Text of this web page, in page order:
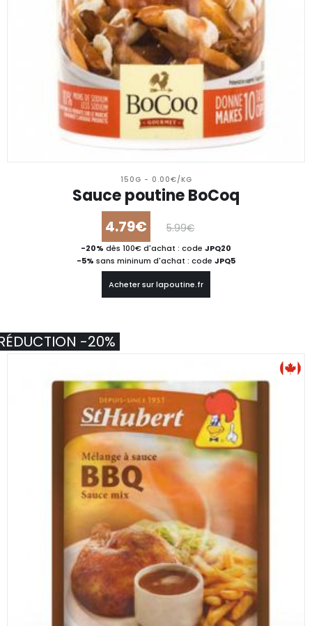
150G - 0.00€/KG
Sauce poutine BoCoq
4.79€ 5.99€
-20% dès 100€ d'achat : code JPQ20
-5% sans mininum d'achat : code JPQ5
Acheter sur lapoutine.fr
-20%